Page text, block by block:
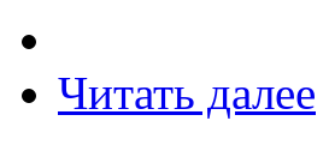
Читать далее